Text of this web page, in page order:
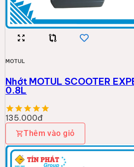
MOTUL
Nhớt MOTUL SCOOTER
0.8L
135.000đ
Thêm vào giỏ